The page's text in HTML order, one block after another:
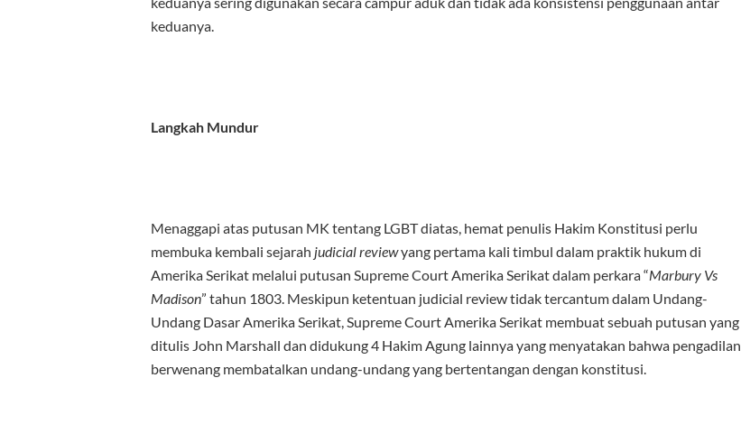
keduanya.
Langkah Mundur
Menaggapi atas putusan MK tentang LGBT diatas, hemat penulis Hakim Konstitusi perlu
membuka kembali sejarah judicial reviewyang pertama kali timbul dalam praktik hukum di
Amerika Serikat melalui putusan Supreme Court Amerika Serikat dalam perkara “Marbury Vs
Madison” tahun 1803. Meskipun ketentuan judicial review tidak tercantum dalam Undang-
Undang Dasar Amerika Serikat, Supreme Court Amerika Serikat membuat sebuah putusan yang
ditulis John Marshall dan didukung 4 Hakim Agung lainnya yang menyatakan bahwa pengadilan
berwenang membatalkan undang-undang yang bertentangan dengan konstitusi.